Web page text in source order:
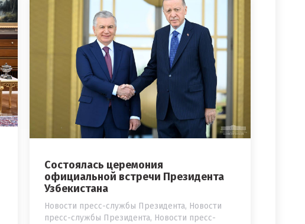
Состоялась церемония
официальной встречи Президента
Узбекистана
Новости пресс-службы Президента, Новости
пресс-службы Президента, Новости пресс-